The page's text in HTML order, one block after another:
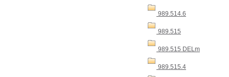
989.514.6
989.515
989.515 DELm
989.515.4